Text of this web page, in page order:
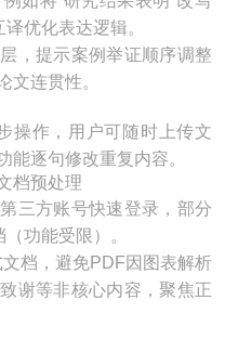
优化表达逻辑。
，提示案例举证顺序调整
文连贯性。
操作，用户可随时上传文
能逐句修改重复内容。
档预处理​
三方账号快速登录，部分
功能受限）。
档，避免PDF因图表解析
谢等非核心内容，聚焦正